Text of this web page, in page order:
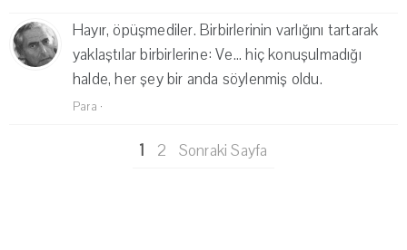
Hayır, öpüşmediler. Birbirlerinin varlığını tartarak
yaklaştılar birbirlerine: Ve... hiç konuşulmadığı
halde, her şey bir anda söylenmiş oldu.
Para ·
1 2 Sonraki Sayfa